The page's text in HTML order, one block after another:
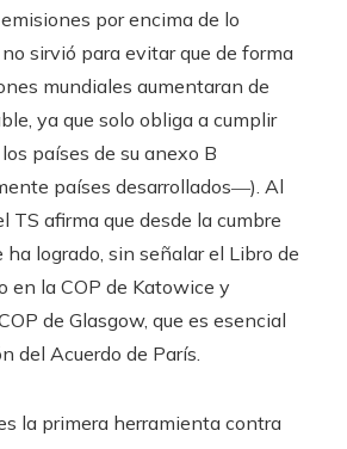
por encima de lo
sirvió para evitar que de forma
mundiales aumentaran de
ya que solo obliga a cumplir
países de su anexo B
países desarrollados―). Al
TS afirma que desde la cumbre
ha logrado, sin señalar el Libro de
en la COP de Katowice y
de Glasgow, que es esencial
del Acuerdo de París.
la primera herramienta contra